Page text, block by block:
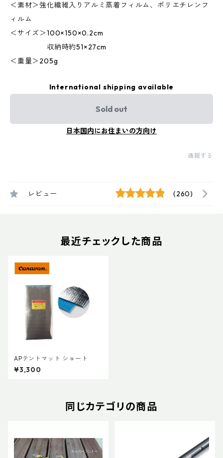
＜素材＞強化繊維入りアルミ蒸着フィルム、ポリエチレンフ
ィルム
＜サイズ＞100×150×0.2cm
収納時約51×27cm
＜重量＞205g
International shipping available
Sold out
日本国内にお住まいの方向け
通報する
レビュー (260)
最近チェックした商品
APテントマット ショート
¥3,300
同じカテゴリの商品